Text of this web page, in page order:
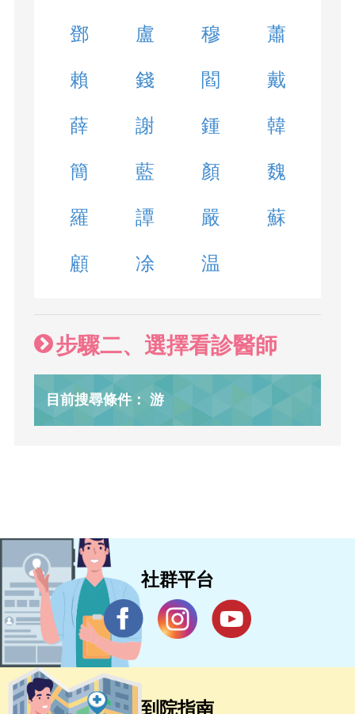
鄧 盧 穆 蕭
賴 錢 閻 戴
薛 謝 鍾 韓
簡 藍 顏 魏
羅 譚 嚴 蘇
顧 凃 温
步驟二、選擇看診醫師
目前搜尋條件： 游
社群平台
到院指南